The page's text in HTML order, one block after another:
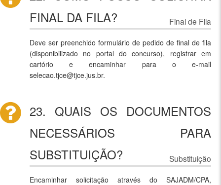
FINAL DA FILA?
Final de Fila
Deve ser preenchido formulário de pedido de final de fila
(disponibilizado no portal do concurso), registrar em
cartório e encaminhar para o e-mail
selecao.tjce@tjce.jus.br.
23. QUAIS OS DOCUMENTOS
NECESSÁRIOS PARA
SUBSTITUIÇÃO?
Substituição
Encaminhar solicitação através do SAJADM/CPA,